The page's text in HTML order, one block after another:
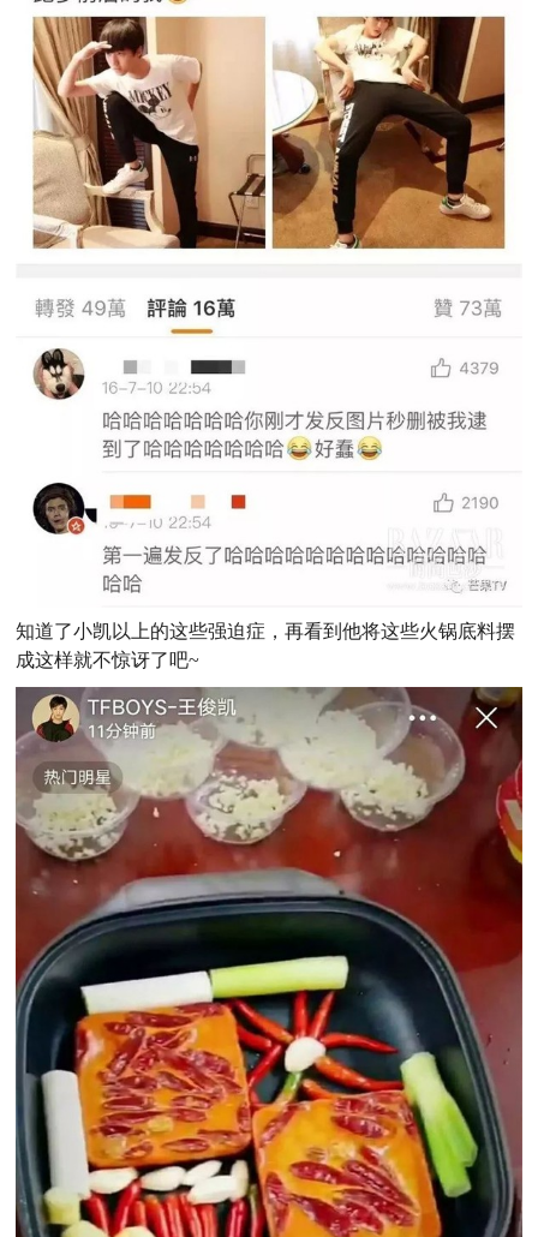
知道了小凯以上的这些强迫症，再看到他将这些火锅底料摆
成这样就不惊讶了吧~